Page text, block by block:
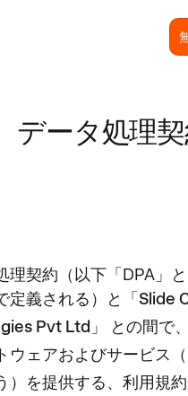
データ処理
理契約（以下「DPA」
定義される）と「 Slide
Pvt Ltd 」
との間で
ウェアおよびサービス（
）を提供する、利用規